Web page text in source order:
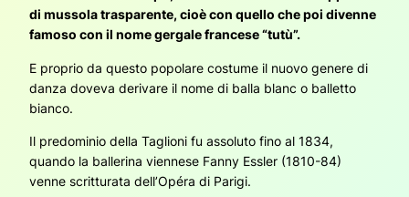
di mussola trasparente, cioè con quello che poi divenne
famoso con il nome gergale francese “tutù”.
E proprio da questo popolare costume il nuovo genere di
danza doveva derivare il nome di balla blanc o balletto
bianco.
Il predominio della Taglioni fu assoluto fino al 1834,
quando la ballerina viennese Fanny Essler (1810-84)
venne scritturata dell’Opéra di Parigi.